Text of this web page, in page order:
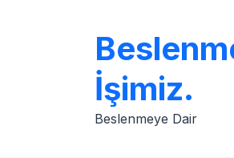
İşimiz.
Beslenmeye Dair